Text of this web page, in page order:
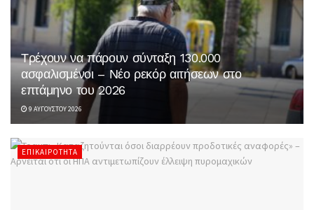
Τρέχουν να πάρουν σύνταξη 130.000
ασφαλισμένοι – Νέο ρεκόρ αιτήσεων στο
επτάμηνο του 2026
9 ΑΥΓΟΎΣΤΟΥ 2026
ΕΠΙΚΑΙΡΌΤΗΤΑ